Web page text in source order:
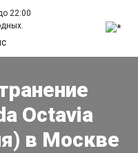
22:00
Octavia
в Москве